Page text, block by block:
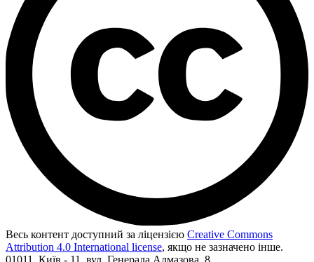
Весь контент доступний за ліцензією Creative Commons
Attribution 4.0 International license, якщо не зазначено інше.